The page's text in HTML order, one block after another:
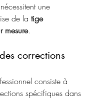
une
de la tige
mesure.
corrections
consiste à
spécifiques dans